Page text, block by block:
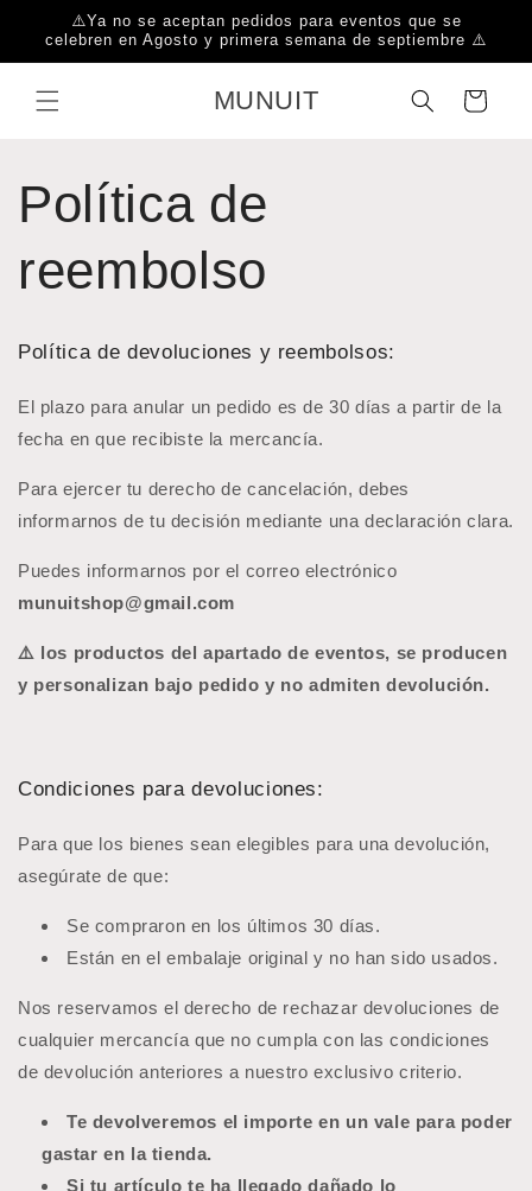
directamente
al contenido
⚠️Ya no se aceptan pedidos para eventos que se
celebren en Agosto y primera semana de septiembre ⚠️
MUNUIT Carrito
Política de
reembolso
Política de devoluciones y reembolsos:
El plazo para anular un pedido es de 30 días a partir de la
fecha en que recibiste la mercancía.
Para ejercer tu derecho de cancelación, debes
informarnos de tu decisión mediante una declaración clara.
Puedes informarnos por el correo electrónico
munuitshop@gmail.com
⚠️ los productos del apartado de eventos, se producen
y personalizan bajo pedido y no admiten devolución.
Condiciones para devoluciones:
Para que los bienes sean elegibles para una devolución,
asegúrate de que:
Se compraron en los últimos 30 días.
Están en el embalaje original y no han sido usados.
Nos reservamos el derecho de rechazar devoluciones de
cualquier mercancía que no cumpla con las condiciones
de devolución anteriores a nuestro exclusivo criterio.
Te devolveremos el importe en un vale para poder
gastar en la tienda.
Si tu artículo te ha llegado dañado lo